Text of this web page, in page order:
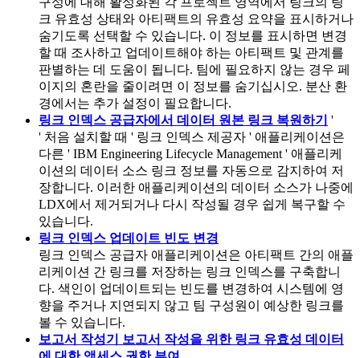
크 유효성 상태와 아티팩트의 유효성 요약을 표시하거나
숨기도록 선택할 수 있습니다. 이 정보를 표시하면 변경
할 때 조사하고 업데이트해야 하는 아티팩트 및 관계를
판별하는 데 도움이 됩니다. 팀에 필요하지 않는 경우 페
이지의 혼란을 줄이려면 이 정보를 숨기십시오. 분산 환
경에서는 추가 설정이 필요합니다.
링크 인덱스 공급자에서 데이터 원본 링크 복원하기 '
' 처음 설치할 때 ' 링크 인덱스 제공자 ' 애플리케이션은
다른 ' IBM Engineering Lifecycle Management' 애플리케
이션의 데이터 소스 링크 정보를 자동으로 감지하여 저
장합니다. 이러한 애플리케이션의 데이터 소스가 나중에
LDX에서 제거되거나 다시 작성될 경우 쉽게 복구할 수
있습니다.
링크 인덱스 업데이트 빈도 변경
링크 인덱스 공급자 애플리케이션은 아티팩트 간의 애플
리케이션 간 링크를 저장하는 링크 인덱스를 구축합니
다. 색인이 업데이트되는 빈도를 변경하여 시스템에 영
향을 주거나 지연되지 않고 팀 구성원이 예상한 링크를
볼 수 있습니다.
보고서 작성기 보고서 작성을 위한 링크 유효성 데이터